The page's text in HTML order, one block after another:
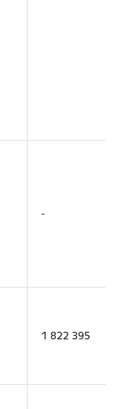
-
1 822 395